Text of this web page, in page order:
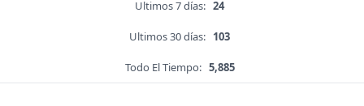
Ultimos 7 días: 24
Ultimos 30 días: 103
Todo El Tiempo: 5,885